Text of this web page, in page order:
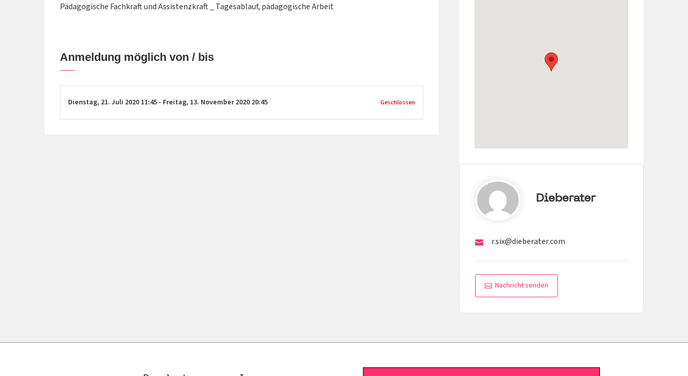
Pädagogische Fachkraft und Assistenzkraft _ Tagesablauf, pädagogische Arbeit
Anmeldung möglich von / bis
Dienstag, 21. Juli 2020 11:45 - Freitag, 13. November 2020 20:45 Geschlossen
Dieberater
r.six@dieberater.com
Nachricht senden